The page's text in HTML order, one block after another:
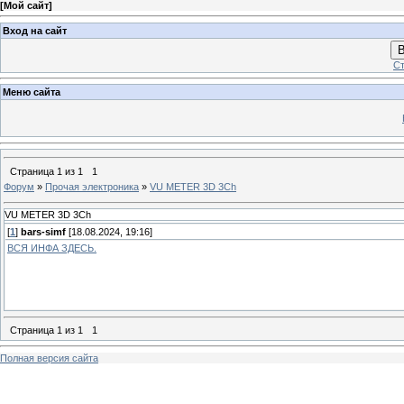
[Мой сайт]
Вход на сайт
Меню сайта
Страница 1 из 1
1
Форум » Прочая электроника » VU METER 3D 3Ch
VU METER 3D 3Ch
[1 ] bars-simf [18.08.2024, 19:16]
ВСЯ ИНФА ЗДЕСЬ.
Страница 1 из 1 1
Полная версия сайта